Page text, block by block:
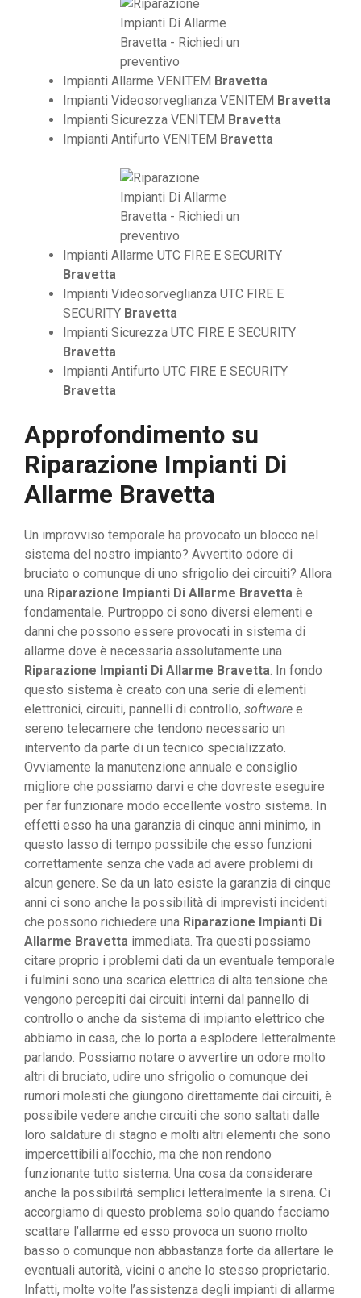
Impianti Allarme VENITEM Bravetta
Impianti Videosorveglianza VENITEM Bravetta
Impianti Sicurezza VENITEM Bravetta
Impianti Antifurto VENITEM Bravetta
Impianti Allarme UTC FIRE E SECURITY
Bravetta
Impianti Videosorveglianza UTC FIRE E
SECURITY Bravetta
Impianti Sicurezza UTC FIRE E SECURITY
Bravetta
Impianti Antifurto UTC FIRE E SECURITY
Bravetta
Approfondimento su
Riparazione Impianti Di
Allarme Bravetta
Un improvviso temporale ha provocato un blocco nel
sistema del nostro impianto? Avvertito odore di
bruciato o comunque di uno sfrigolio dei circuiti? Allora
una Riparazione Impianti Di Allarme Bravetta è
fondamentale. Purtroppo ci sono diversi elementi e
danni che possono essere provocati in sistema di
allarme dove è necessaria assolutamente una
Riparazione Impianti Di Allarme Bravetta. In fondo
questo sistema è creato con una serie di elementi
elettronici, circuiti, pannelli di controllo, software e
sereno telecamere che tendono necessario un
intervento da parte di un tecnico specializzato.
Ovviamente la manutenzione annuale e consiglio
migliore che possiamo darvi e che dovreste eseguire
per far funzionare modo eccellente vostro sistema. In
effetti esso ha una garanzia di cinque anni minimo, in
questo lasso di tempo possibile che esso funzioni
correttamente senza che vada ad avere problemi di
alcun genere. Se da un lato esiste la garanzia di cinque
anni ci sono anche la possibilità di imprevisti incidenti
che possono richiedere una Riparazione Impianti Di
Allarme Bravetta immediata. Tra questi possiamo
citare proprio i problemi dati da un eventuale temporale
i fulmini sono una scarica elettrica di alta tensione che
vengono percepiti dai circuiti interni dal pannello di
controllo o anche da sistema di impianto elettrico che
abbiamo in casa, che lo porta a esplodere letteralmente
parlando. Possiamo notare o avvertire un odore molto
altri di bruciato, udire uno sfrigolio o comunque dei
rumori molesti che giungono direttamente dai circuiti, è
possibile vedere anche circuiti che sono saltati dalle
loro saldature di stagno e molti altri elementi che sono
impercettibili all’occhio, ma che non rendono
funzionante tutto sistema. Una cosa da considerare
anche la possibilità semplici letteralmente la sirena. Ci
accorgiamo di questo problema solo quando facciamo
scattare l’allarme ed esso provoca un suono molto
basso o comunque non abbastanza forte da allertare le
eventuali autorità, vicini o anche lo stesso proprietario.
Infatti, molte volte l’assistenza degli impianti di allarme